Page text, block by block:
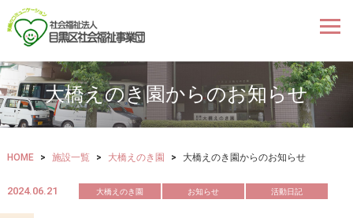
大橋えのき園からのお知らせ
HOME > 施設一覧 > 大橋えのき園 > 大橋えのき園からのお知らせ
2024.06.21 大橋えのき園 お知らせ 活動日記